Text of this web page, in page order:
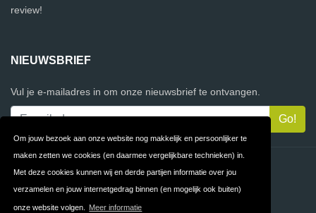
Om jouw bezoek aan onze website nog makkelijk en persoonlijker te
maken zetten we cookies (en daarmee vergelijkbare technieken) in.
Met deze cookies kunnen wij en derde partijen informatie over jou
verzamelen en jouw internetgedrag binnen (en mogelijk ook buiten)
onze website volgen. Meer informatie
review!
NIEUWSBRIEF
Vul je e-mailadres in om onze nieuwsbrief te ontvangen.
Contact Privacy
Algemene FAQ